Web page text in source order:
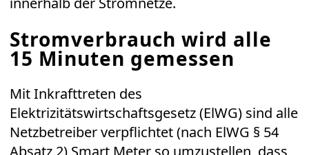
Stromverbrauch wird alle
15 Minuten gemessen
Mit Inkrafttreten des
Elektrizitätswirtschaftsgesetz (ElWG) sind alle
Netzbetreiber verpflichtet (nach ElWG § 54
Absatz 2) Smart Meter so umzustellen, dass